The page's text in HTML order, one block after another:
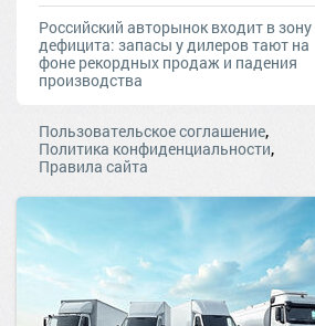
Российский авторынок входит в зону
дефицита: запасы у дилеров тают на
фоне рекордных продаж и падения
производства
Пользовательское соглашение,
Политика конфиденциальности,
Правила сайта